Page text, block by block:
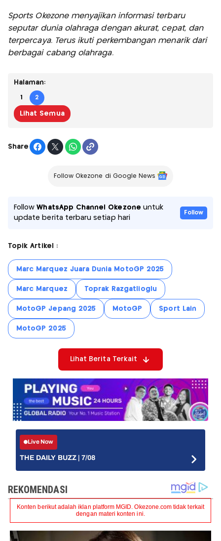
Sports Okezone menyajikan informasi terbaru
seputar dunia olahraga dengan akurat, cepat, dan
terpercaya. Terus ikuti perkembangan menarik dari
berbagai cabang olahraga.
Halaman:
1 2
Lihat Semua
Share
Follow Okezone di Google News
FollowWhatsApp Channel Okezone untuk
update berita terbaru setiap hari
Follow
Topik Artikel :
Marc Marquez Juara Dunia MotoGP 2025
Marc Marquez Toprak Razgatlioglu
MotoGP Jepang 2025 MotoGP Sport Lain
MotoGP 2025
Lihat Berita Terkait
Live Now
THE DAILY BUZZ | 7/08